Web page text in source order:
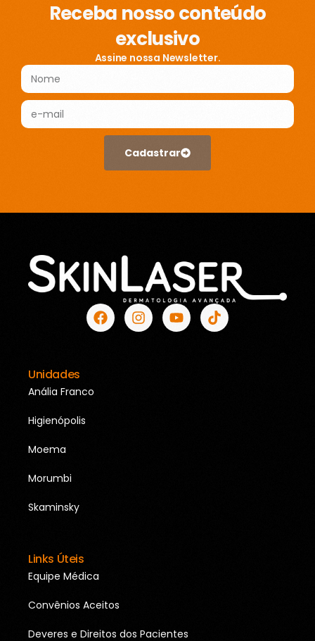
Receba nosso conteúdo
exclusivo
Assine nossa Newsletter.
Cadastrar
Unidades
Anália Franco
Higienópolis
Moema
Morumbi
Skaminsky
Links Úteis
Equipe Médica
Convênios Aceitos
Deveres e Direitos dos Pacientes